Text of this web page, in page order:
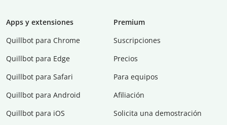
Apps y extensiones
Quillbot para Chrome
Quillbot para Edge
Quillbot para Safari
Quillbot para Android
Quillbot para iOS
Premium
Suscripciones
Precios
Para equipos
Afiliación
Solicita una demostración